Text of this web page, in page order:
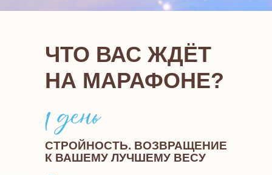
ЧТО ВАС ЖДЁТ
НА МАРАФОНЕ?
СТРОЙНОСТЬ. ВОЗВРАЩЕНИЕ
К ВАШЕМУ ЛУЧШЕМУ ВЕСУ